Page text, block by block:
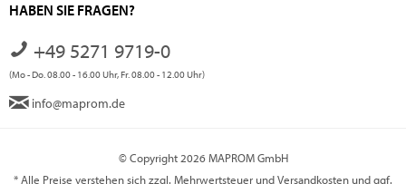
HABEN SIE FRAGEN?
+49 5271 9719-0
(Mo - Do. 08.00 - 16.00 Uhr, Fr. 08.00 - 12.00 Uhr)
info@maprom.de
© Copyright 2026 MAPROM GmbH
* Alle Preise verstehen sich zzgl. Mehrwertsteuer undVersandkosten und ggf.